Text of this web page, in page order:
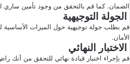
الضمان. كما قم بالتحقق من وجود تأمين ساري
الجولة التوجيهية
قم بطلب جولة توجيهية حول الميزات الأساسية
الأمان.
الاختبار النهائي
قم بإجراء اختبار قيادة نهائي للتحقق من أنك